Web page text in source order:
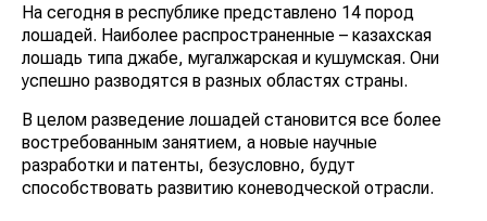
На сегодня в республике представлено 14 пород
лошадей. Наиболее распространенные – казахская
лошадь типа джабе, мугалжарская и кушумская. Они
успешно разводятся в разных областях страны.
В целом разведение лошадей становится все более
востребованным занятием, а новые научные
разработки и патенты, безусловно, будут
способствовать развитию коневодческой отрасли.